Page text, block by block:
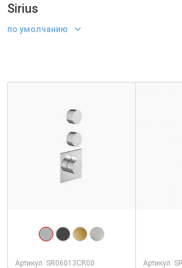
Sirius
по умолчанию
Артикул: SR06013CR00 Артикул: